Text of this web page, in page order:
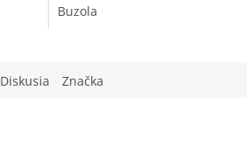
Buzola
Diskusia Značka